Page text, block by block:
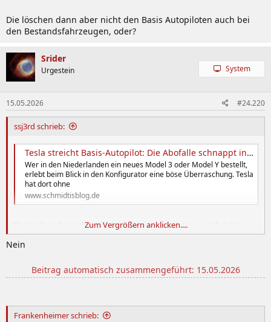
Die löschen dann aber nicht den Basis Autopiloten auch bei
den Bestandsfahrzeugen, oder?
Srider
Urgestein System
15.05.2026 #24.220
ssj3rd schrieb:
Tesla streicht Basis-Autopilot: Die Abofalle schnappt in Europa zu
Wer in den Niederlanden ein neues Model 3 oder Model Y bestellt,
erlebt beim Blick in den Konfigurator eine böse Überraschung. Tesla
hat dort ohne
www.schmidtisblog.de
Die löschen dann aber nicht den Basis Autopiloten auch bei den
Bestandsfahrzeugen, oder?
Zum Vergrößern anklicken....
Nein
Beitrag automatisch zusammengeführt: 15.05.2026
Frankenheimer schrieb: